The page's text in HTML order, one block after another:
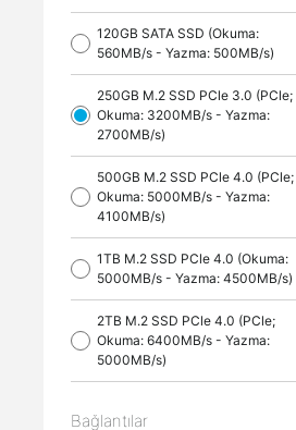
120GB SATA SSD (Okuma:
560MB/s - Yazma: 500MB/s)
250GB M.2 SSD PCle 3.0 (PCle;
Okuma: 3200MB/s - Yazma:
2700MB/s)
500GB M.2 SSD PCle 4.0 (PCle;
Okuma: 5000MB/s - Yazma:
4100MB/s)
1TB M.2 SSD PCle 4.0 (Okuma:
5000MB/s - Yazma: 4500MB/s)
2TB M.2 SSD PCle 4.0 (PCle;
Okuma: 6400MB/s - Yazma:
5000MB/s)
Bağlantılar